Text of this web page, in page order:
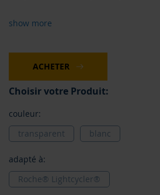
show more
ACHETER
Choisir votre Produit:
couleur:
transparent
blanc
adapté à:
Roche® Lightcycler®